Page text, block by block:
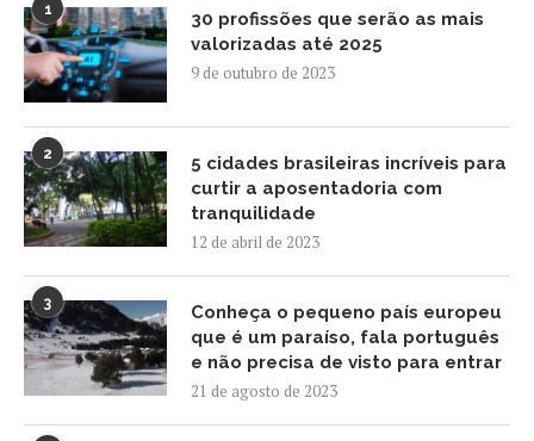
1
30 profissões que serão as mais
valorizadas até 2025
9 de outubro de 2023
2
5 cidades brasileiras incríveis para
curtir a aposentadoria com
tranquilidade
12 de abril de 2023
3
Conheça o pequeno país europeu
que é um paraíso, fala português
e não precisa de visto para entrar
21 de agosto de 2023